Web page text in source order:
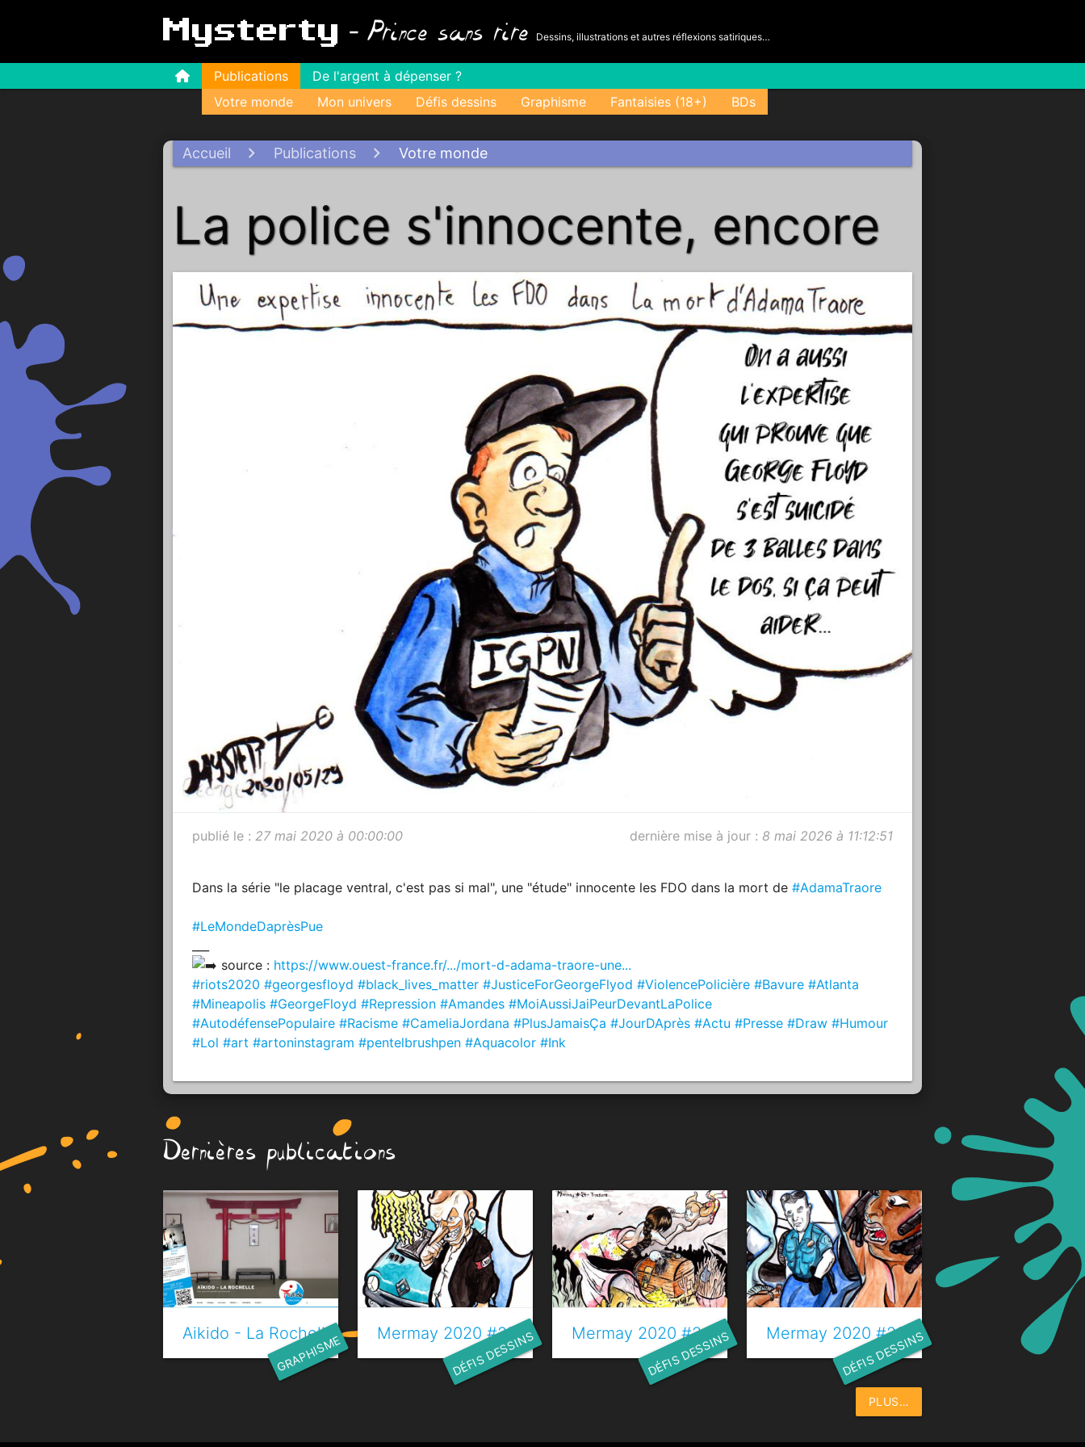
Mysterty - Prince sans rire Dessins, illustrations et autres réflexions satiriques…
Publications
Votre monde
Mon univers Défis dessins Graphisme Fantaisies (18+) BDs
De l'argent à dépenser ?
Accueil Publications Votre monde
La police s'innocente, encore
publié le : 27 mai 2020 à 00:00:00 dernière mise à jour : 8 mai 2026 à 11:12:51
Dans la série "le placage ventral, c'est pas si mal", une "étude" innocente les FDO dans la mort de #AdamaTraore
#LeMondeDaprèsPue
source : https://www.ouest-france.fr/.../mort-d-adama-traore-une...
#riots2020 #georgesfloyd #black_lives_matter #JusticeForGeorgeFlyod #ViolencePolicière #Bavure #Atlanta
#Mineapolis #GeorgeFloyd #Repression #Amandes #MoiAussiJaiPeurDevantLaPolice
#AutodéfensePopulaire #Racisme #CameliaJordana #PlusJamaisÇa #JourDAprès #Actu #Presse #Draw #Humour
#Lol #art #artoninstagram #pentelbrushpen #Aquacolor #Ink
Dernières publications
Aikido - La Rochelle
GRAPHISME Mermay 2020 #25 - Requin
DÉFIS DESSINS Mermay 2020 #24 - Trésor
DÉFIS DESSINS Mermay 2020 #23 - Chant des sirènes
DÉFIS DESSINS
PLUS…